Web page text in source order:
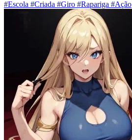
#Escola #Criada #Giro #Rapariga #Ação